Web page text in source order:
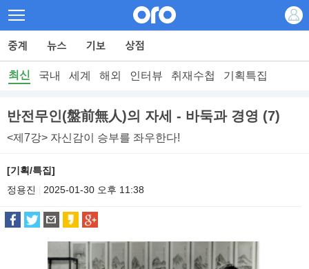
최신 국내 세계 해외 인터뷰 취재수첩 기획특집
반전무인(盤前無人)의 자세 - 바둑과 경영 (7)
<제7강> 자신감이 승부를 좌우한다!
[기획/특집]
정용진
2025-01-30 오후 11:38